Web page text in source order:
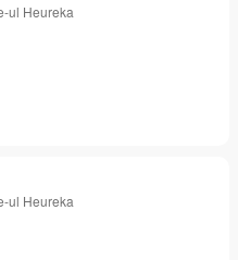
ul Heureka
ul Heureka